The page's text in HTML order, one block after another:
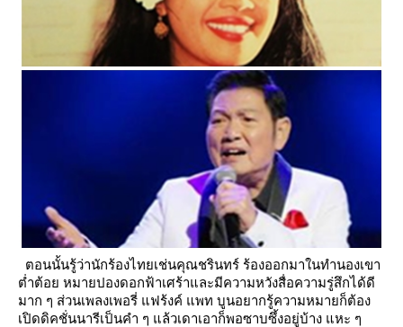
ตอนนั้นรู้ว่านักร้องไทยเช่นคุณชรินทร์ ร้องออกมาในทำนองเขา
ต่ำต้อย หมายปองดอกฟ้าเศร้าและมีความหวังสื่อความรู่สึกได้ดี
มาก ๆ ส่วนเพลงเพอรี่ แฟร้งค์ แพท บูนอยากรู้ความหมายก็ต้อง
เปิดดิคชั่นนารีเป็นคำ ๆ แล้วเดาเอาก็พอซาบซึ้งอยู่บ้าง แหะ ๆ